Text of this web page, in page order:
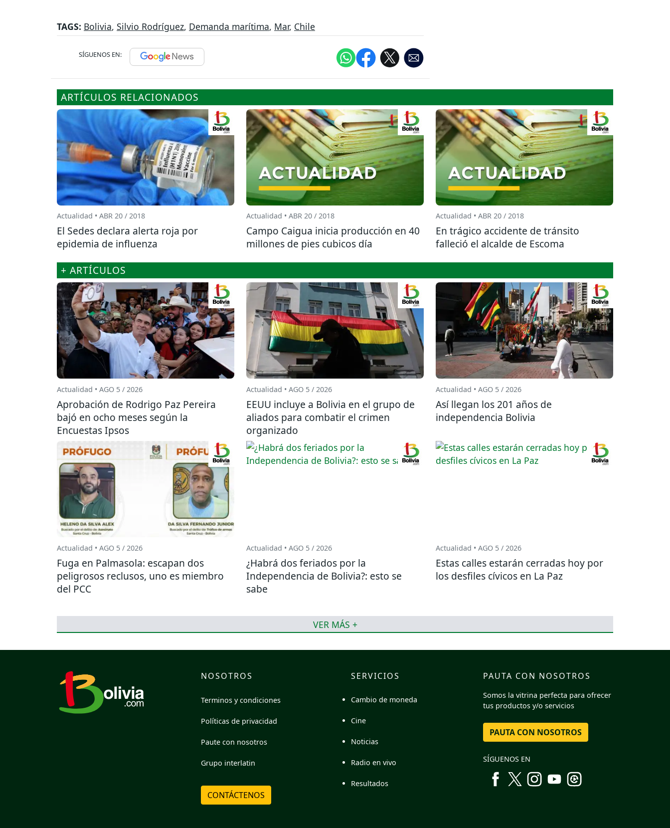
TAGS: Bolivia, Silvio Rodríguez, Demanda marítima, Mar, Chile
SÍGUENOS EN:
ARTÍCULOS RELACIONADOS
Actualidad • ABR 20 / 2018
El Sedes declara alerta roja por
epidemia de influenza
Actualidad • ABR 20 / 2018
Campo Caigua inicia producción en 40
millones de pies cubicos día
Actualidad • ABR 20 / 2018
En trágico accidente de tránsito
falleció el alcalde de Escoma
+ ARTÍCULOS
Actualidad • AGO 5 / 2026
Aprobación de Rodrigo Paz Pereira
bajó en ocho meses según la
Encuestas Ipsos
Actualidad • AGO 5 / 2026
EEUU incluye a Bolivia en el grupo de
aliados para combatir el crimen
organizado
Actualidad • AGO 5 / 2026
Así llegan los 201 años de
independencia Bolivia
Actualidad • AGO 5 / 2026
Fuga en Palmasola: escapan dos
peligrosos reclusos, uno es miembro
del PCC
Actualidad • AGO 5 / 2026
¿Habrá dos feriados por la
Independencia de Bolivia?: esto se
sabe
Actualidad • AGO 5 / 2026
Estas calles estarán cerradas hoy por
los desfiles cívicos en La Paz
VER MÁS +
NOSOTROS
Terminos y condiciones
Políticas de privacidad
Paute con nosotros
Grupo interlatin
CONTÁCTENOS
SERVICIOS
Cambio de moneda
Cine
Noticias
Radio en vivo
Resultados
PAUTA CON NOSOTROS
Somos la vitrina perfecta para ofrecer
tus productos y/o servicios
PAUTA CON NOSOTROS
SÍGUENOS EN